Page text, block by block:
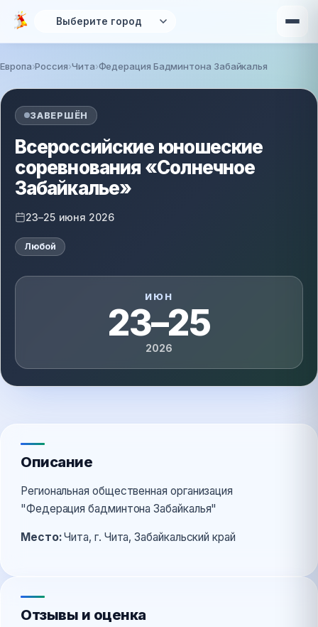
Перейти к основному содержанию
Вы здесь
Европа Россия Чита Федерация Бадминтона Забайкалья
ЗАВЕРШЁН
Всероссийские юношеские
соревнования «Солнечное
Забайкалье»
23–25 июня 2026
Любой
ИЮН
23–25
2026
Описание
Региональная общественная организация
"Федерация бадминтона Забайкалья"
Место:Чита, г. Чита, Забайкальский край
Отзывы и оценка